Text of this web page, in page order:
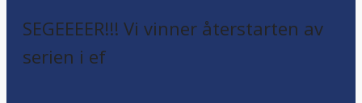
SEGEEEER!!! Vi vinner återstarten av
serien i ef